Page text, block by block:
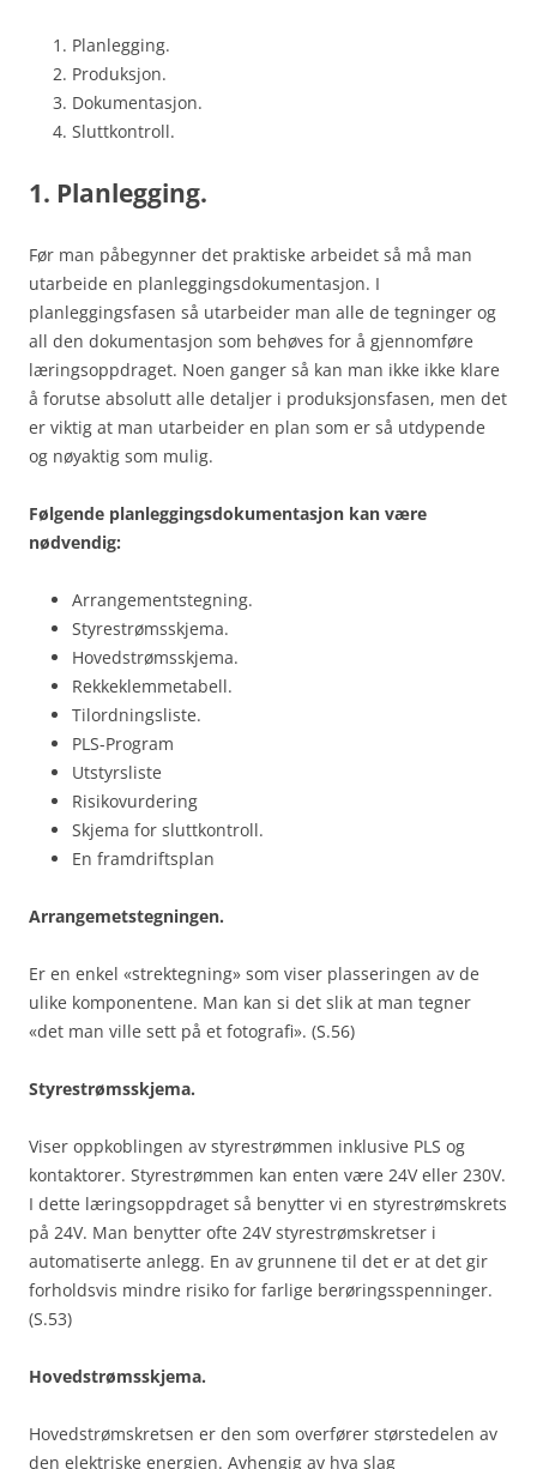
Planlegging.
Produksjon.
Dokumentasjon.
Sluttkontroll.
1. Planlegging.
Før man påbegynner det praktiske arbeidet så må man
utarbeide en planleggingsdokumentasjon. I
planleggingsfasen så utarbeider man alle de tegninger og
all den dokumentasjon som behøves for å gjennomføre
læringsoppdraget. Noen ganger så kan man ikke ikke klare
å forutse absolutt alle detaljer i produksjonsfasen, men det
er viktig at man utarbeider en plan som er så utdypende
og nøyaktig som mulig.
Følgende planleggingsdokumentasjon kan være
nødvendig:
Arrangementstegning.
Styrestrømsskjema.
Hovedstrømsskjema.
Rekkeklemmetabell.
Tilordningsliste.
PLS-Program
Utstyrsliste
Risikovurdering
Skjema for sluttkontroll.
En framdriftsplan
Arrangemetstegningen.
Er en enkel «strektegning» som viser plasseringen av de
ulike komponentene. Man kan si det slik at man tegner
«det man ville sett på et fotografi». (S.56)
Styrestrømsskjema.
Viser oppkoblingen av styrestrømmen inklusive PLS og
kontaktorer. Styrestrømmen kan enten være 24V eller 230V.
I dette læringsoppdraget så benytter vi en styrestrømskrets
på 24V. Man benytter ofte 24V styrestrømskretser i
automatiserte anlegg. En av grunnene til det er at det gir
forholdsvis mindre risiko for farlige berøringsspenninger.
(S.53)
Hovedstrømsskjema.
Hovedstrømskretsen er den som overfører størstedelen av
den elektriske energien. Avhengig av hva slag